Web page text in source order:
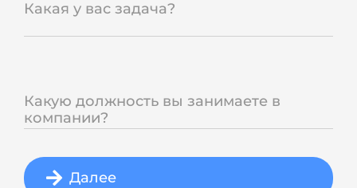
Какая у вас задача?
Какую должность вы занимаете в
компании?
Далее